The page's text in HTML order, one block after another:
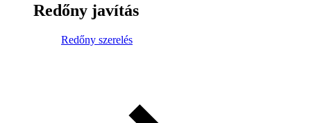
Redőny javítás
Redőny szerelés